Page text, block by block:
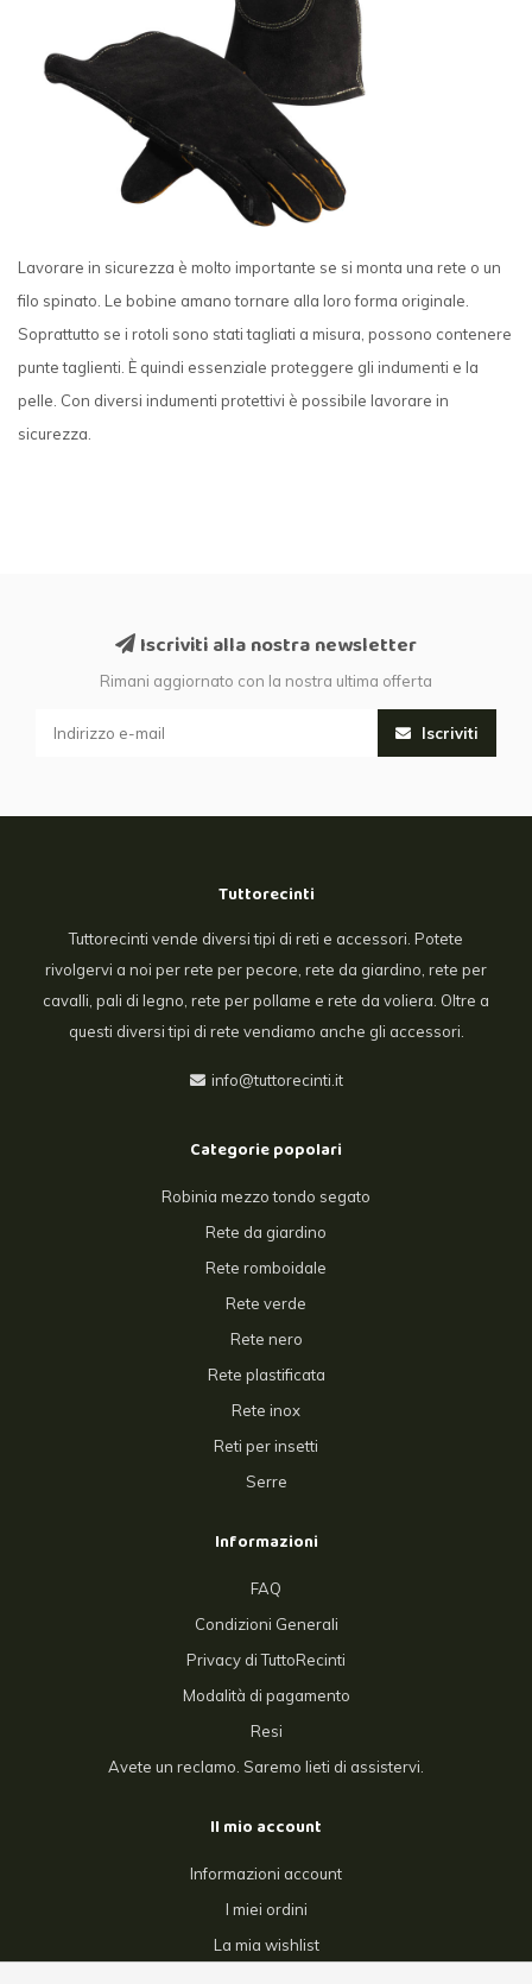
Lavorare in sicurezza è molto importante se si monta una rete o un
filo spinato. Le bobine amano tornare alla loro forma originale.
Soprattutto se i rotoli sono stati tagliati a misura, possono contenere
punte taglienti. È quindi essenziale proteggere gli indumenti e la
pelle. Con diversi indumenti protettivi è possibile lavorare in
sicurezza.
Iscriviti alla nostra newsletter
Rimani aggiornato con la nostra ultima offerta
Iscriviti
Tuttorecinti
Tuttorecinti vende diversi tipi di reti e accessori. Potete
rivolgervi a noi per rete per pecore, rete da giardino, rete per
cavalli, pali di legno, rete per pollame e rete da voliera. Oltre a
questi diversi tipi di rete vendiamo anche gli accessori.
info@tuttorecinti.it
Categorie popolari
Robinia mezzo tondo segato
Rete da giardino
Rete romboidale
Rete verde
Rete nero
Rete plastificata
Rete inox
Reti per insetti
Serre
Informazioni
FAQ
Condizioni Generali
Privacy di TuttoRecinti
Modalità di pagamento
Resi
Avete un reclamo. Saremo lieti di assistervi.
Il mio account
Informazioni account
I miei ordini
La mia wishlist